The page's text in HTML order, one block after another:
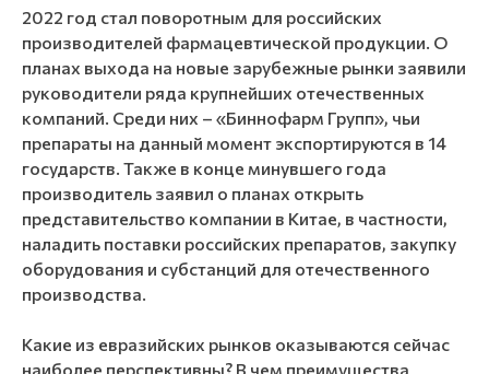
2022 год стал поворотным для российских
производителей фармацевтической продукции. О
планах выхода на новые зарубежные рынки заявили
руководители ряда крупнейших отечественных
компаний. Среди них – «Биннофарм Групп», чьи
препараты на данный момент экспортируются в 14
государств. Также в конце минувшего года
производитель заявил о планах открыть
представительство компании в Китае, в частности,
наладить поставки российских препаратов, закупку
оборудования и субстанций для отечественного
производства.
Какие из евразийских рынков оказываются сейчас
наиболее перспективны? В чем преимущества